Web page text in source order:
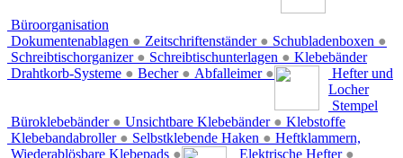
Büroorganisation
Dokumentenablagen ● Zeitschriftenständer ● Schubladenboxen ●
Schreibtischorganizer ● Schreibtischunterlagen ●
Drahtkorb-Systeme ● Becher ● Abfalleimer ●
Klebebänder
Büroklebebänder ● Unsichtbare Klebebänder ●
Klebebandabroller ● Selbstklebende Haken ●
Wiederablösbare Klebepads ●
Hefter und
Locher
Elektrische Hefter ●
Stempel
Klebstoffe
Heftklammern,